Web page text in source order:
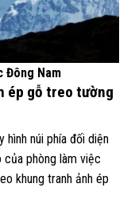
Đông Nam
ép gỗ treo tường
núi phía đối diện
phòng làm việc
khung tranh ảnh ép